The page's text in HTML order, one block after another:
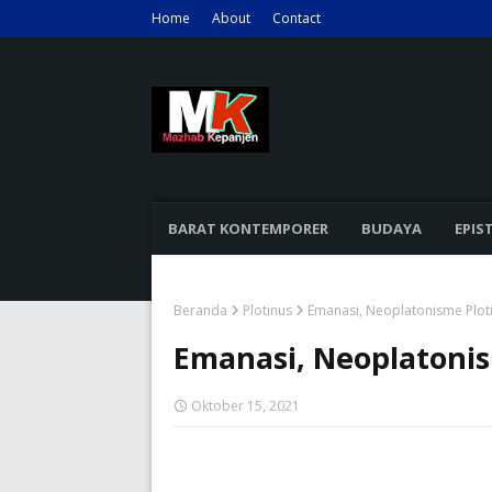
Home About Contact
BARAT KONTEMPORER BUDAYA
Beranda Plotinus Emanasi, Neoplatonisme
Emanasi,
Oktober 15, 2021